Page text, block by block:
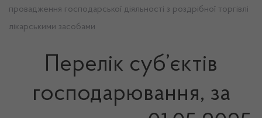
провадження господарської діяльності з роздрібної торгівлі
лікарськими засобами
Перелік суб’єктів
господарювання, за